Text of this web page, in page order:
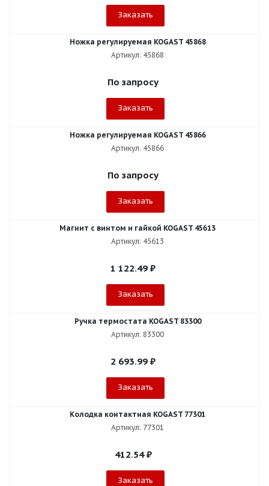
Заказать
Ножка регулируемая KOGAST 45868
Артикул: 45868
По запросу
Заказать
Ножка регулируемая KOGAST 45866
Артикул: 45866
По запросу
Заказать
Магнит с винтом и гайкой KOGAST 45613
Артикул: 45613
1 122.49 ₽
Заказать
Ручка термостата KOGAST 83300
Артикул: 83300
2 693.99 ₽
Заказать
Колодка контактная KOGAST 77301
Артикул: 77301
412.54₽
Заказать